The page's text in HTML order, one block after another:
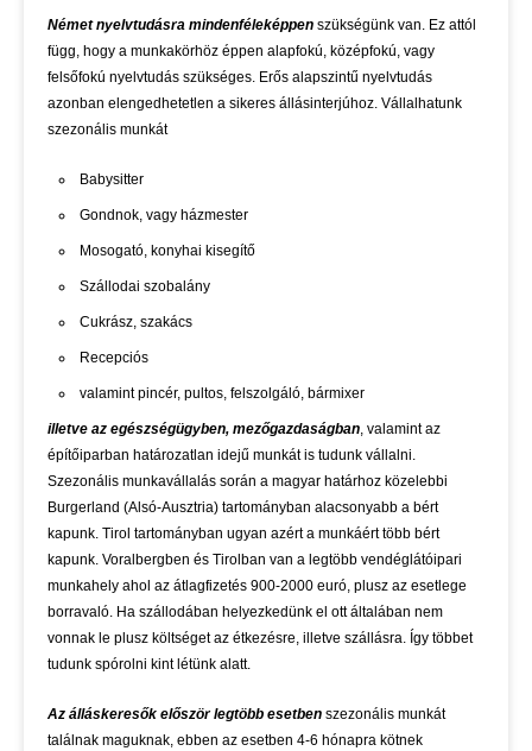
Német nyelvtudásra mindenféleképpen szükségünk van. Ez attól
függ, hogy a munkakörhöz éppen alapfokú, középfokú, vagy
felsőfokú nyelvtudás szükséges. Erős alapszintű nyelvtudás
azonban elengedhetetlen a sikeres állásinterjúhoz. Vállalhatunk
szezonális munkát
Babysitter
Gondnok, vagy házmester
Mosogató, konyhai kisegítő
Szállodai szobalány
Cukrász, szakács
Recepciós
valamint pincér, pultos, felszolgáló, bármixer
illetve az egészségügyben, mezőgazdaságban, valamint az
építőiparban határozatlan idejű munkát is tudunk vállalni.
Szezonális munkavállalás során a magyar határhoz közelebbi
Burgerland (Alsó-Ausztria) tartományban alacsonyabb a bért
kapunk. Tirol tartományban ugyan azért a munkáért több bért
kapunk. Voralbergben és Tirolban van a legtöbb vendéglátóipari
munkahely ahol az átlagfizetés 900-2000 euró, plusz az esetlege
borravaló. Ha szállodában helyezkedünk el ott általában nem
vonnak le plusz költséget az étkezésre, illetve szállásra. Így többet
tudunk spórolni kint létünk alatt.
Az álláskeresők először legtöbb esetben szezonális munkát
találnak maguknak, ebben az esetben 4-6 hónapra kötnek